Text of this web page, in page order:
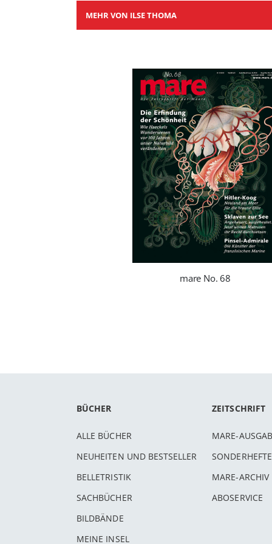
MEHR VON ILSE THOMA
mare No. 68
BÜCHER
ALLE BÜCHER
NEUHEITEN UND BESTSELLER
BELLETRISTIK
SACHBÜCHER
BILDBÄNDE
MEINE INSEL
ZEITSCHRIFT
MARE-
SONDERHEFTE
MARE-ARCHIV
ABOSERVICE